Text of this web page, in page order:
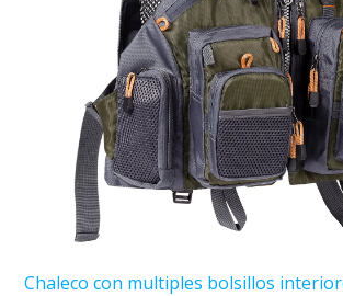
Chaleco con multiples bolsillos